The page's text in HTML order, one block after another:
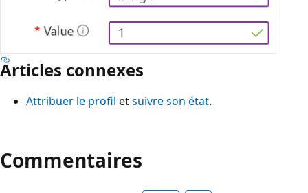
Articles connexes
Attribuer le profil etsuivre son état.
Commentaires